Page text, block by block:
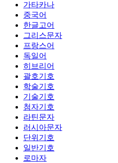
가타카나
중국어
한글고어
그리스문자
프랑스어
독일어
히브리어
괄호기호
학술기호
기술기호
첨자기호
라틴문자
러시아문자
단위기호
일반기호
로마자